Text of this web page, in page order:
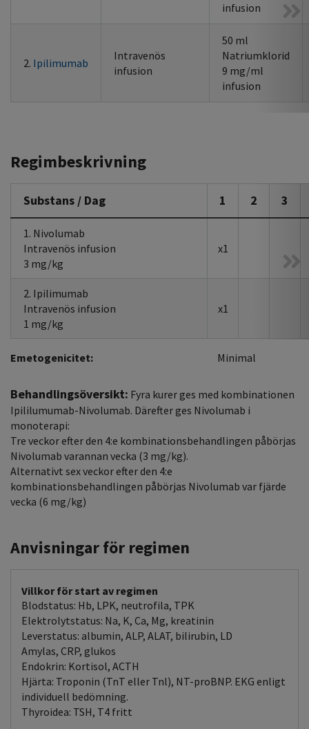
infusion
2. Ipilimumab
Intravenös
infusion
50 ml
Natriumklorid
9 mg/ml
infusion
Regimbeskrivning
Substans / Dag 1 2 3
1. Nivolumab
Intravenös infusion
3 mg/kg
x1
2. Ipilimumab
Intravenös infusion
1 mg/kg
x1
Emetogenicitet: Minimal
Behandlingsöversikt: Fyra kurer ges med kombinationen
Ipililumumab-Nivolumab. Därefter ges Nivolumab i
monoterapi:
Tre veckor efter den 4:e kombinationsbehandlingen påbörjas
Nivolumab varannan vecka (3 mg/kg).
Alternativt sex veckor efter den 4:e
kombinationsbehandlingen påbörjas Nivolumab var fjärde
vecka (6 mg/kg)
Anvisningar för regimen
Villkor för start av regimen
Blodstatus: Hb, LPK, neutrofila, TPK
Elektrolytstatus: Na, K, Ca, Mg, kreatinin
Leverstatus: albumin, ALP, ALAT, bilirubin, LD
Amylas, CRP, glukos
Endokrin: Kortisol, ACTH
Hjärta: Troponin (TnT eller Tnl), NT-proBNP. EKG enligt
individuell bedömning.
Thyroidea: TSH, T4 fritt